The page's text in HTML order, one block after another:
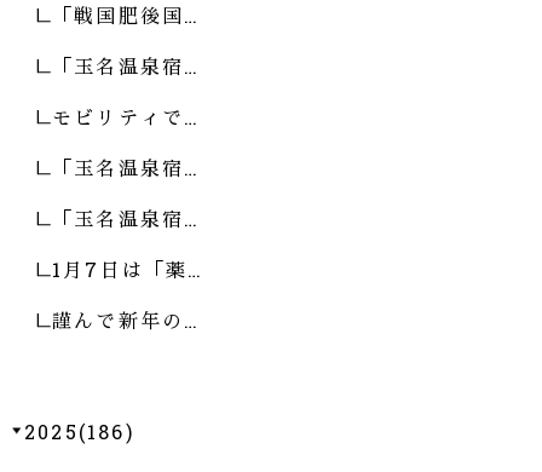
「戦国肥後国…
「玉名温泉宿…
モビリティで…
「玉名温泉宿…
「玉名温泉宿…
1月7日は「薬…
謹んで新年の…
2025(186)